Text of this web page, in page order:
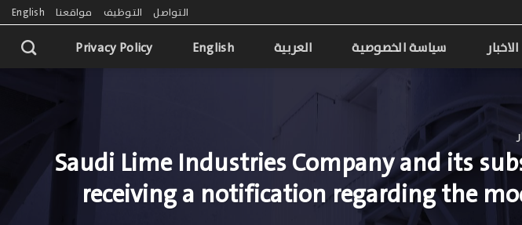
التواصل التوظيف مواقعنا English
الاخبار سياسة الخصوصية العربية English
Privacy Policy
Saudi Lime Industries Company and its
receiving a notification regarding the